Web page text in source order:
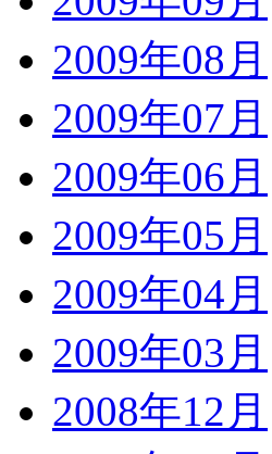
2009年08月
2009年07月
2009年06月
2009年05月
2009年04月
2009年03月
2008年12月